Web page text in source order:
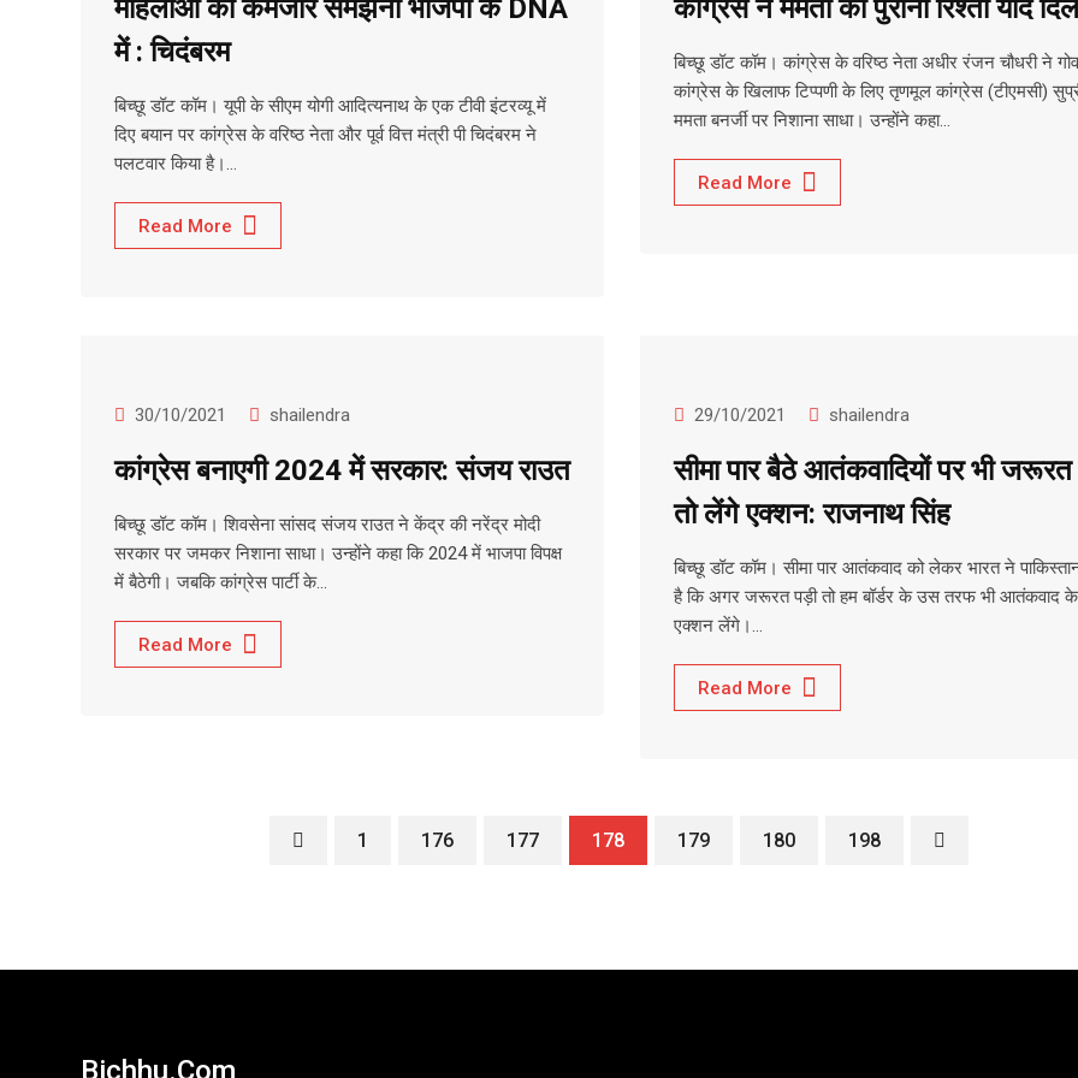
महिलाओं को कमजोर समझना भाजपा के DNA
में : चिदंबरम
बिच्छू डॉट कॉम। यूपी के सीएम योगी आदित्यनाथ के एक टीवी इंटरव्यू में
दिए बयान पर कांग्रेस के वरिष्ठ नेता और पूर्व वित्त मंत्री पी चिदंबरम ने
पलटवार किया है।…
Read More
कांग्रेस ने ममता को पुराना रिश्ता याद
बिच्छू डॉट कॉम। कांग्रेस के वरिष्ठ नेता अधीर रंजन चौधरी ने
कांग्रेस के खिलाफ टिप्पणी के लिए तृणमूल कांग्रेस (टीएमसी)
ममता बनर्जी पर निशाना साधा। उन्होंने कहा…
Read More
30/10/2021 shailendra
कांग्रेस बनाएगी 2024 में सरकार: संजय राउत
बिच्छू डॉट कॉम। शिवसेना सांसद संजय राउत ने केंद्र की नरेंद्र मोदी
सरकार पर जमकर निशाना साधा। उन्होंने कहा कि 2024 में भाजपा विपक्ष
में बैठेगी। जबकि कांग्रेस पार्टी के…
Read More
29/10/2021 shailendra
सीमा पार बैठे आतंकवादियों पर भी जरूरत
तो लेंगे एक्शन: राजनाथ सिंह
बिच्छू डॉट कॉम। सीमा पार आतंकवाद को लेकर भारत ने
है कि अगर जरूरत पड़ी तो हम बॉर्डर के उस तरफ भी आतंकवाद
एक्शन लेंगे।…
Read More
1 176 177 178 179 180 198
Bichhu.com